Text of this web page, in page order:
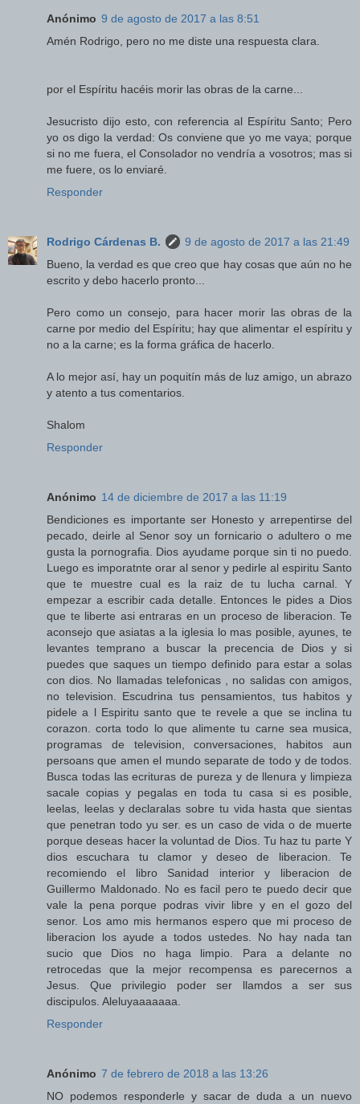
Anónimo 9 de agosto de 2017 a las 8:51
Amén Rodrigo, pero no me diste una respuesta clara.
por el Espíritu hacéis morir las obras de la carne...
Jesucristo dijo esto, con referencia al Espíritu Santo; Pero
yo os digo la verdad: Os conviene que yo me vaya; porque
si no me fuera, el Consolador no vendría a vosotros; mas si
me fuere, os lo enviaré.
Responder
Rodrigo Cárdenas B.
9 de agosto de 2017 a las 21:49
Bueno, la verdad es que creo que hay cosas que aún no he
escrito y debo hacerlo pronto...
Pero como un consejo, para hacer morir las obras de la
carne por medio del Espíritu; hay que alimentar el espíritu y
no a la carne; es la forma gráfica de hacerlo.
A lo mejor así, hay un poquitín más de luz amigo, un abrazo
y atento a tus comentarios.
Shalom
Responder
Anónimo 14 de diciembre de 2017 a las 11:19
Bendiciones es importante ser Honesto y arrepentirse del
pecado, deirle al Senor soy un fornicario o adultero o me
gusta la pornografia. Dios ayudame porque sin ti no puedo.
Luego es imporatnte orar al senor y pedirle al espiritu Santo
que te muestre cual es la raiz de tu lucha carnal. Y
empezar a escribir cada detalle. Entonces le pides a Dios
que te liberte asi entraras en un proceso de liberacion. Te
aconsejo que asiatas a la iglesia lo mas posible, ayunes, te
levantes temprano a buscar la precencia de Dios y si
puedes que saques un tiempo definido para estar a solas
con dios. No llamadas telefonicas , no salidas con amigos,
no television. Escudrina tus pensamientos, tus habitos y
pidele a l Espiritu santo que te revele a que se inclina tu
corazon. corta todo lo que alimente tu carne sea musica,
programas de television, conversaciones, habitos aun
persoans que amen el mundo separate de todo y de todos.
Busca todas las ecrituras de pureza y de llenura y limpieza
sacale copias y pegalas en toda tu casa si es posible,
leelas, leelas y declaralas sobre tu vida hasta que sientas
que penetran todo yu ser. es un caso de vida o de muerte
porque deseas hacer la voluntad de Dios. Tu haz tu parte Y
dios escuchara tu clamor y deseo de liberacion. Te
recomiendo el libro Sanidad interior y liberacion de
Guillermo Maldonado. No es facil pero te puedo decir que
vale la pena porque podras vivir libre y en el gozo del
senor. Los amo mis hermanos espero que mi proceso de
liberacion los ayude a todos ustedes. No hay nada tan
sucio que Dios no haga limpio. Para a delante no
retrocedas que la mejor recompensa es parecernos a
Jesus. Que privilegio poder ser llamdos a ser sus
discipulos. Aleluyaaaaaaa.
Responder
Anónimo 7 de febrero de 2018 a las 13:26
NO podemos responderle y sacar de duda a un nuevo